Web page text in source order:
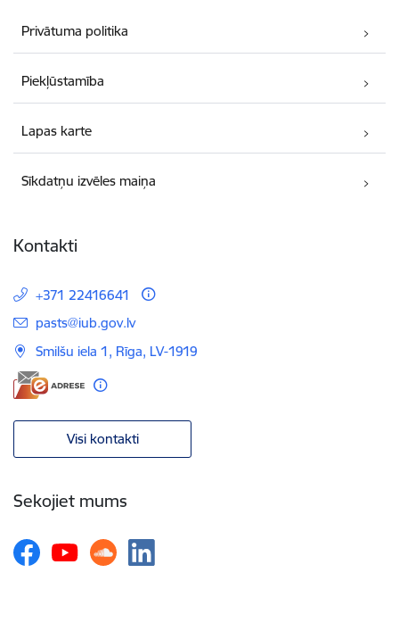
Privātuma politika
Piekļūstamība
Lapas karte
Sīkdatņu izvēles maiņa
Kontakti
+371 22416641
E-pasts:
pasts@iub.gov.lv
Smilšu iela 1, Rīga, LV-1919
Visi kontakti
Sekojiet mums